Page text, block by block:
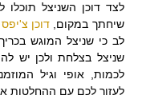
לצד דוכן השניצל תוכלו
שיחתך במקום, דוכן צ'יפס
לב כי שניצל המוגש
שניצל בצלחת ולכן יש
לכמות, אופי וגיל
לעזור לכם עם ההחלטות